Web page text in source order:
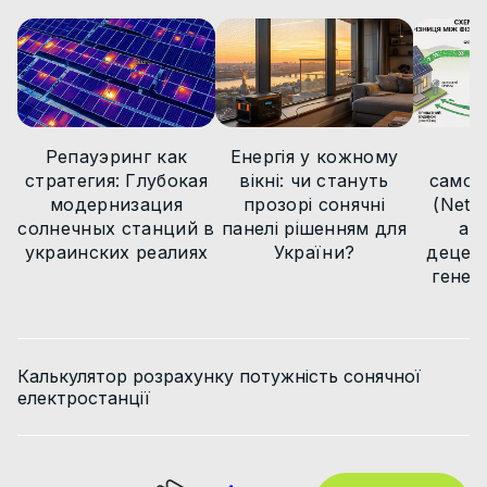
Статті
Новини
Новини
Репауэринг как
стратегия: Глубокая
модернизация
солнечных станций в
украинских реалиях
Енергія у кожному
вікні: чи стануть
прозорі сонячні
панелі рішенням для
України?
(Net
Калькулятор розрахунку потужність сонячної
електростанції